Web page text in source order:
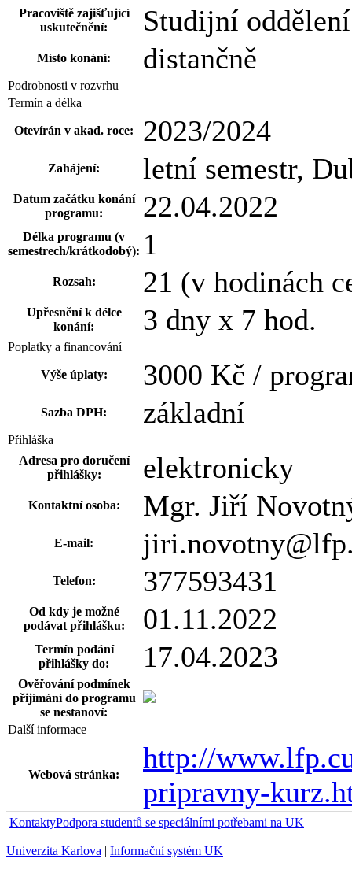
Pracoviště zajišťující
uskutečnění:
Studijní oddělení
Místo konání: distančně
Podrobnosti v rozvrhu
Termín a délka
Otevírán v akad. roce: 2023/2024
Zahájení: letní semestr,
Datum začátku konání
programu:
22.04.2022
Délka programu (v
semestrech/krátkodobý): 1
Rozsah: 21 (v hodinách
Upřesnění k délce
konání:
3 dny x 7 hod.
Poplatky a financování
Výše úplaty: 3000 Kč /
Sazba DPH: základní
Přihláška
Adresa pro doručení
přihlášky:
elektronicky
Kontaktní osoba: Mgr. Jiří
E-mail:
Telefon: 377593431
Od kdy je možné
podávat přihlášku:
01.11.2022
Termín podání
přihlášky do:
17.04.2023
Ověřování podmínek
přijímání do programu
se nestanoví:
Další informace
Webová stránka:
http://
pripravny-
KontaktyPodpora studentů se speciálními potřebami na UK
Univerzita Karlova | Informační systém UK